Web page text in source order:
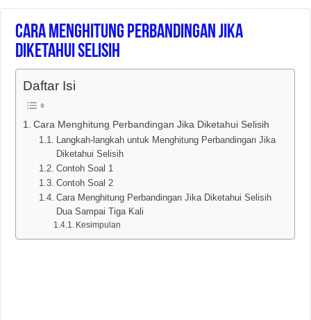
Cara Menghitung Perbandingan Jika
Diketahui Selisih
Daftar Isi
Cara Menghitung Perbandingan Jika Diketahui Selisih
Langkah-langkah untuk Menghitung Perbandingan Jika
Diketahui Selisih
Contoh Soal 1
Contoh Soal 2
Cara Menghitung Perbandingan Jika Diketahui Selisih
Dua Sampai Tiga Kali
Kesimpulan